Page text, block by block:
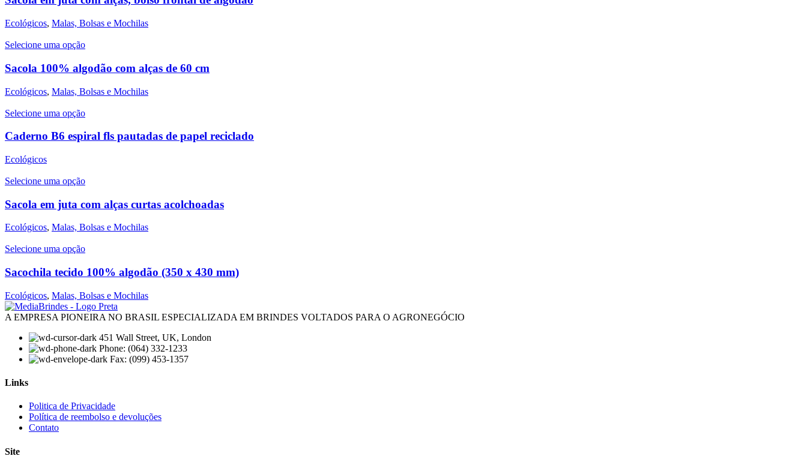
Ecológicos, Malas, Bolsas e Mochilas
Selecione uma opção
Sacola 100% algodão com alças de 60 cm
Ecológicos, Malas, Bolsas e Mochilas
Selecione uma opção
Caderno B6 espiral fls pautadas de papel reciclado
Ecológicos
Selecione uma opção
Sacola em juta com alças curtas acolchoadas
Ecológicos, Malas, Bolsas e Mochilas
Selecione uma opção
Sacochila tecido 100% algodão (350 x 430 mm)
Ecológicos, Malas, Bolsas e Mochilas
A EMPRESA PIONEIRA NO BRASIL ESPECIALIZADA EM BRINDES VOLTADOS PARA O AGRONEGÓCIO
451 Wall Street, UK, London
Phone: (064) 332-1233
Fax: (099) 453-1357
Links
Menu
Politica de Privacidade
Política de reembolso e devoluções
Contato
Site